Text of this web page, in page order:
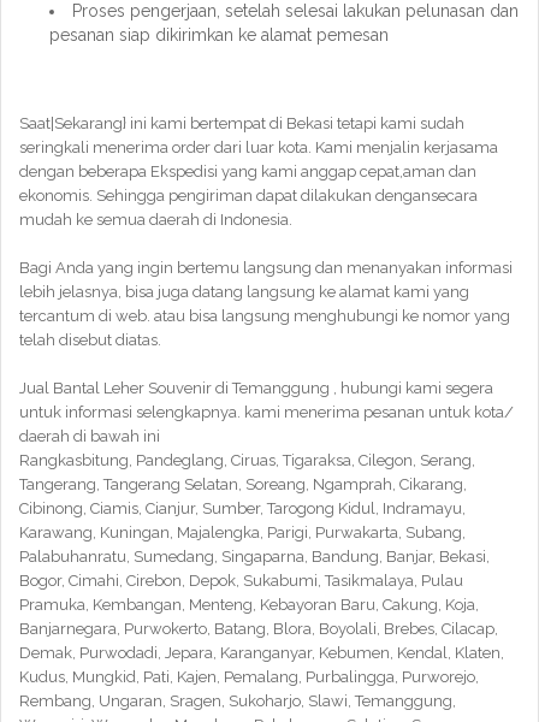
Proses pengerjaan, setelah selesai lakukan pelunasan dan
pesanan siap dikirimkan ke alamat pemesan
Saat|Sekarang} ini kami bertempat di Bekasi tetapi kami sudah
seringkali menerima order dari luar kota. Kami menjalin kerjasama
dengan beberapa Ekspedisi yang kami anggap cepat,aman dan
ekonomis. Sehingga pengiriman dapat dilakukan dengansecara
mudah ke semua daerah di Indonesia.
Bagi Anda yang ingin bertemu langsung dan menanyakan informasi
lebih jelasnya, bisa juga datang langsung ke alamat kami yang
tercantum di web. atau bisa langsung menghubungi ke nomor yang
telah disebut diatas.
Jual Bantal Leher Souvenir di Temanggung , hubungi kami segera
untuk informasi selengkapnya. kami menerima pesanan untuk kota/
daerah di bawah ini
Rangkasbitung, Pandeglang, Ciruas, Tigaraksa, Cilegon, Serang,
Tangerang, Tangerang Selatan, Soreang, Ngamprah, Cikarang,
Cibinong, Ciamis, Cianjur, Sumber, Tarogong Kidul, Indramayu,
Karawang, Kuningan, Majalengka, Parigi, Purwakarta, Subang,
Palabuhanratu, Sumedang, Singaparna, Bandung, Banjar, Bekasi,
Bogor, Cimahi, Cirebon, Depok, Sukabumi, Tasikmalaya, Pulau
Pramuka, Kembangan, Menteng, Kebayoran Baru, Cakung, Koja,
Banjarnegara, Purwokerto, Batang, Blora, Boyolali, Brebes, Cilacap,
Demak, Purwodadi, Jepara, Karanganyar, Kebumen, Kendal, Klaten,
Kudus, Mungkid, Pati, Kajen, Pemalang, Purbalingga, Purworejo,
Rembang, Ungaran, Sragen, Sukoharjo, Slawi, Temanggung,